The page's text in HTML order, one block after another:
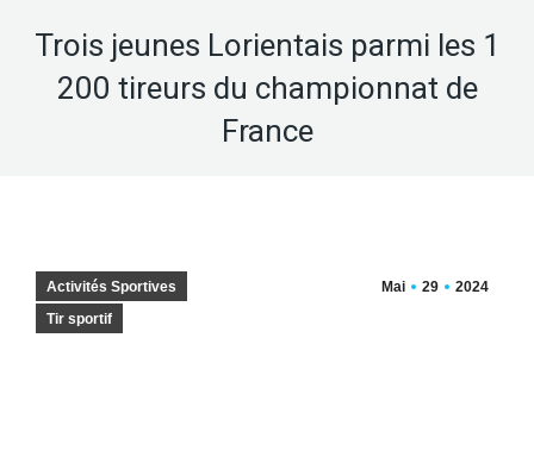
Trois jeunes Lorientais parmi les 1
200 tireurs du championnat de
France
Mai 29 2024
Activités Sportives
Tir sportif